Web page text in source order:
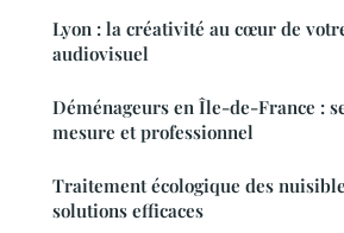
Lyon : la créativité au cœur de
audiovisuel
Déménageurs en Île-de-France :
mesure et professionnel
Traitement écologique des
solutions efficaces